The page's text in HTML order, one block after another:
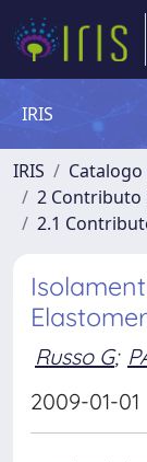
IRIS
IRIS
Catalogo
2 Contributo
2.1
Russo G;
2009-01-01